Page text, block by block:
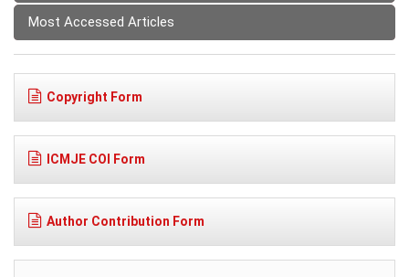
Most Accessed Articles
Copyright Form
ICMJE COI Form
Author Contribution Form